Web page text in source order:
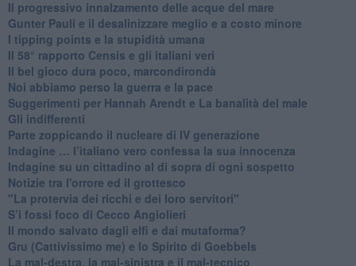
​Il progressivo innalzamento delle acque del mare
​Gunter Pauli e il desalinizzare meglio e a costo minore
I tipping points e la stupidità umana
​Il 58° rapporto Censis e gli italiani veri
​Il bel gioco dura poco, marcondirondà
Noi abbiamo perso la guerra e la pace
Suggerimenti per Hannah Arendt e La banalità del male
​Gli indifferenti
Parte zoppicando il nucleare di IV generazione
​Indagine … l’italiano vero confessa la sua innocenza
Indagine su un cittadino al di sopra di ogni sospetto
Notizie tra l'orrore ed il grottesco
"La protervia dei ricchi e dei loro servitori"
S’i fossi foco di Cecco Angiolieri
​Il mondo salvato dagli elfi e dai mutaforma?
Gru (Cattivissimo me) e lo Spirito di Goebbels
​La mal-destra, la mal-sinistra e il mal-tecnico